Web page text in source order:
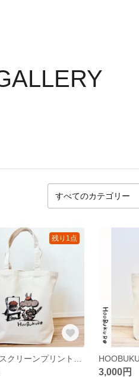
残り1点
3,000円